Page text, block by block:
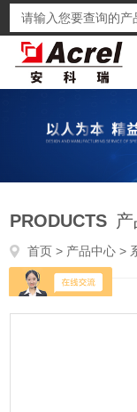
PRODUCTS
首页 > 产品中心 >